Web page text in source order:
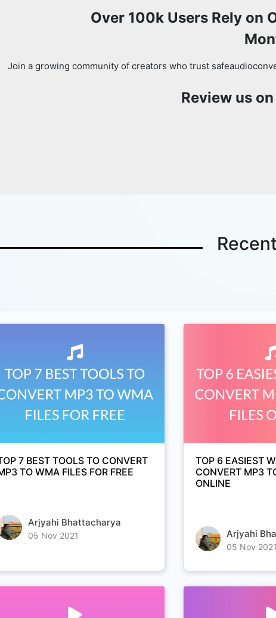
Over 100k Users Rely on
Join a growing community of creators who trust
Review us on
7 BEST TOOLS TO CONVERT
TO WMA FILES FOR FREE
Arjyahi Bhattacharya
05 Nov 2021
TOP 6 EASIEST
CONVERT MP3
ONLINE
Arjyahi
05 Nov 2021